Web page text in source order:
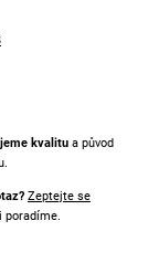
kvalitu a původ
Zeptejte se
poradíme.